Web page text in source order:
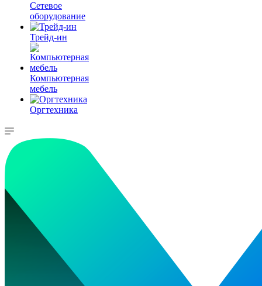
Сетевое
оборудование
Трейд-ин
Компьютерная
мебель
Оргтехника